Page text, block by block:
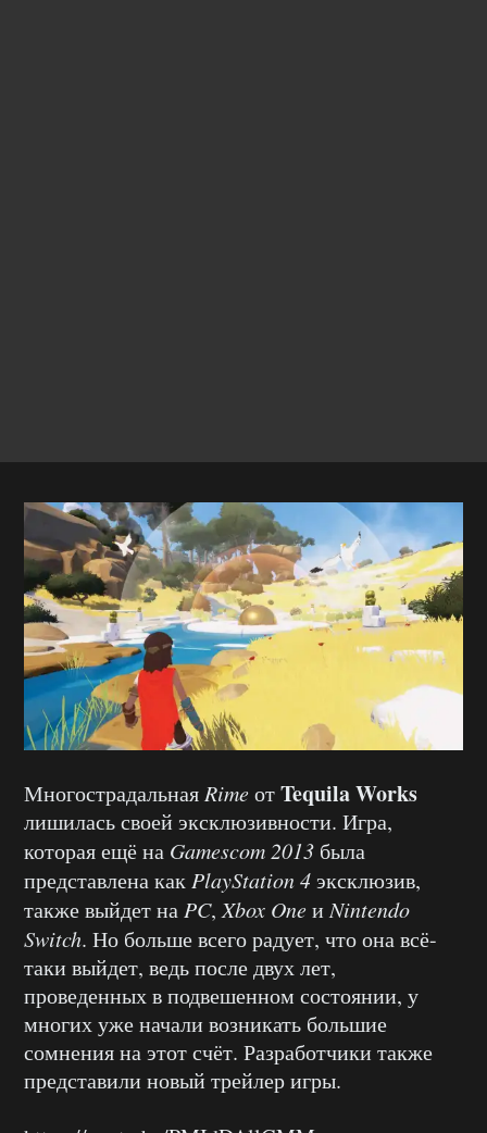
Многострадальная RimeотTequilaWorks
лишилась своей эксклюзивности. Игра,
которая ещё на Gamescom 2013 была
представлена как PlayStation4эксклюзив,
также выйдет на PC,Xbox OneиNintendo
Switch. Но больше всего радует, что она всё-
таки выйдет, ведь после двух лет,
проведенных в подвешенном состоянии, у
многих уже начали возникать большие
сомнения на этот счёт. Разработчики также
представили новый трейлер игры.